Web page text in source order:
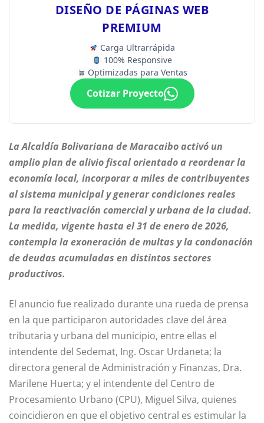
DISEÑO DE PÁGINAS WEB
PREMIUM
Carga Ultrarrápida
100% Responsive
Optimizadas para Ventas
Cotizar Proyecto
La Alcaldía Bolivariana de Maracaibo activó un
amplio plan de alivio fiscal orientado a reordenar la
economía local, incorporar a miles de contribuyentes
al sistema municipal y generar condiciones reales
para la reactivación comercial y urbana de la ciudad.
La medida, vigente hasta el 31 de enero de 2026,
contempla la exoneración de multas y la condonación
de deudas acumuladas en distintos sectores
productivos.
El anuncio fue realizado durante una rueda de prensa
en la que participaron autoridades clave del área
tributaria y urbana del municipio, entre ellas el
intendente del Sedemat, Ing. Oscar Urdaneta; la
directora general de Administración y Finanzas, Dra.
Marilene Huerta; y el intendente del Centro de
Procesamiento Urbano (CPU), Miguel Silva, quienes
coincidieron en que el objetivo central es estimular la